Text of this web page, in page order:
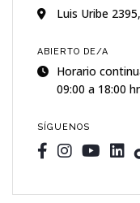
Luis Uribe
ABIERTO DE/A
Horario
09:00 a 18:00
SÍGUENOS